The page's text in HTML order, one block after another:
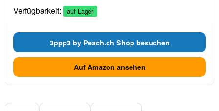
Verfügbarkeit:
auf Lager
3ppp3 by Peach.ch Shop besuchen
Auf Amazon ansehen